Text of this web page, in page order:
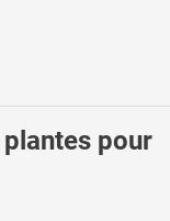
plantes pour